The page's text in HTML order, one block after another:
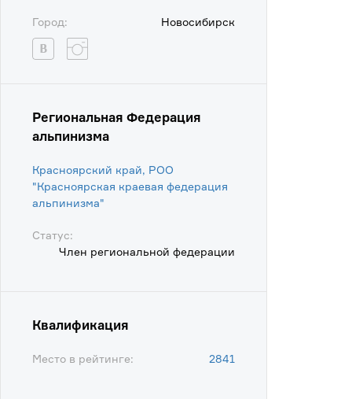
Город: Новосибирск
Региональная Федерация
альпинизма
Красноярский край, РОО
"Красноярская краевая федерация
альпинизма"
Статус:
Член региональной федерации
Квалификация
Место в рейтинге: 2841